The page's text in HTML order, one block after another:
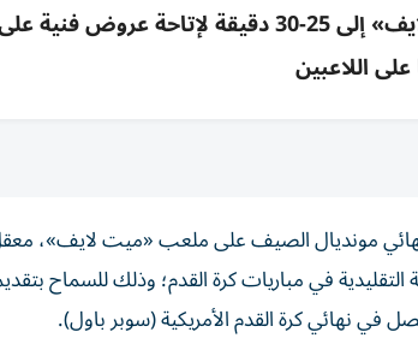
فيفا يدرس تمديد استراحة نهائي المونديال في «ميت لايف» إلى 25-30
اللاعبين
نهائي مونديال الصيف على ملعب «ميت لايف»،
جيتس لكرة القدم الأمريكية، أطول من الـ15 دقيقة التقليدية في مباريات كرة القدم؛ وذلك
نهائي كرة القدم الأمريكية (سوبر باول).